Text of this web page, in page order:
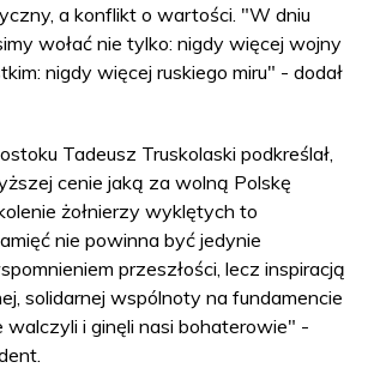
a konflikt o wartości. "W dniu
wołać nie tylko: nigdy więcej wojny
nigdy więcej ruskiego miru" - dodał
Tadeusz Truskolaski podkreślał,
cenie jaką za wolną Polskę
żołnierzy wyklętych to
nie powinna być jedynie
przeszłości, lecz inspiracją
solidarnej wspólnoty na fundamencie
i ginęli nasi bohaterowie" -